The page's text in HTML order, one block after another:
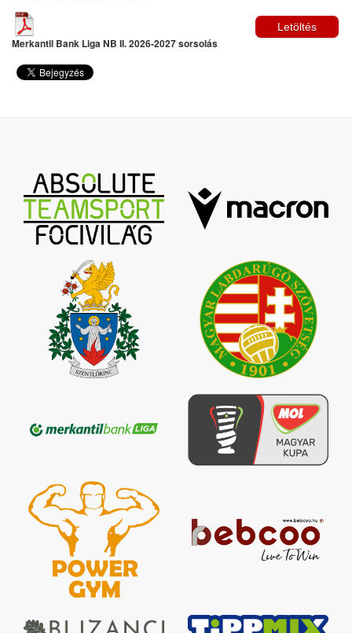
Merkantil Bank Liga NB II. 2026-2027 sorsolás
Letöltés